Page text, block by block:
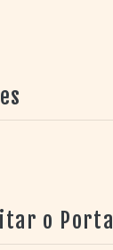
o Portal